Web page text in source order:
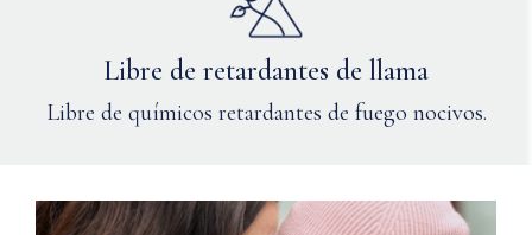
Libre de retardantes de llama
Libre de químicos retardantes de fuego nocivos.